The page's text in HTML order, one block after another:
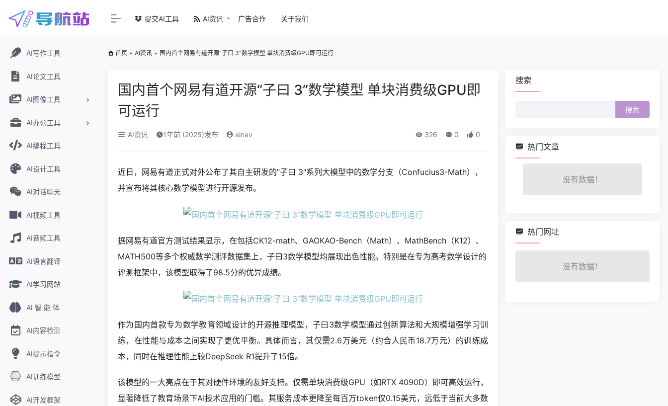
AI写作工具
AI论文工具
AI图像工具
AI办公工具
AI编程工具
AI设计工具
AI对话聊天
AI视频工具
AI音频工具
AI语言翻译
AI学习网站
AI 智 能 体
AI内容检测
AI提示指令
AI训练模型
AI开发框架
提交AI工具 AI资讯 广告合作 关于我们
首页 • AI资讯 • 国内首个网易有道开源“子曰 3”数学模型 单块消费级GPU即可运行
国内首个网易有道开源“子曰 3”数学模型 单块消费级GPU即
可运行
AI资讯 1年前 (2025)发布 ainav 326 0 0
近日，网易有道正式对外公布了其自主研发的”子曰 3″系列大模型中的数学分支（Confucius3-Math），
并宣布将其核心数学模型进行开源发布。
据网易有道官方测试结果显示，在包括CK12-math、GAOKAO-Bench（Math）、MathBench（K12）、
MATH500等多个权威数学测评数据集上，子曰3数学模型均展现出色性能。特别是在专为高考数学设计的
评测框架中，该模型取得了98.5分的优异成绩。
作为国内首款专为数学教育领域设计的开源推理模型，子曰3数学模型通过创新算法和大规模增强学习训
练，在性能与成本之间实现了更优平衡。具体而言，其仅需2.6万美元（约合人民币18.7万元）的训练成
本，同时在推理性能上较DeepSeek R1提升了15倍。
该模型的一大亮点在于其对硬件环境的友好支持。仅需单块消费级GPU（如RTX 4090D）即可高效运行，
显著降低了教育场景下AI技术应用的门槛。其服务成本更降至每百万token仅0.15美元，远低于当前大多数
搜索
热门文章
没有数据！
热门网址
没有数据！